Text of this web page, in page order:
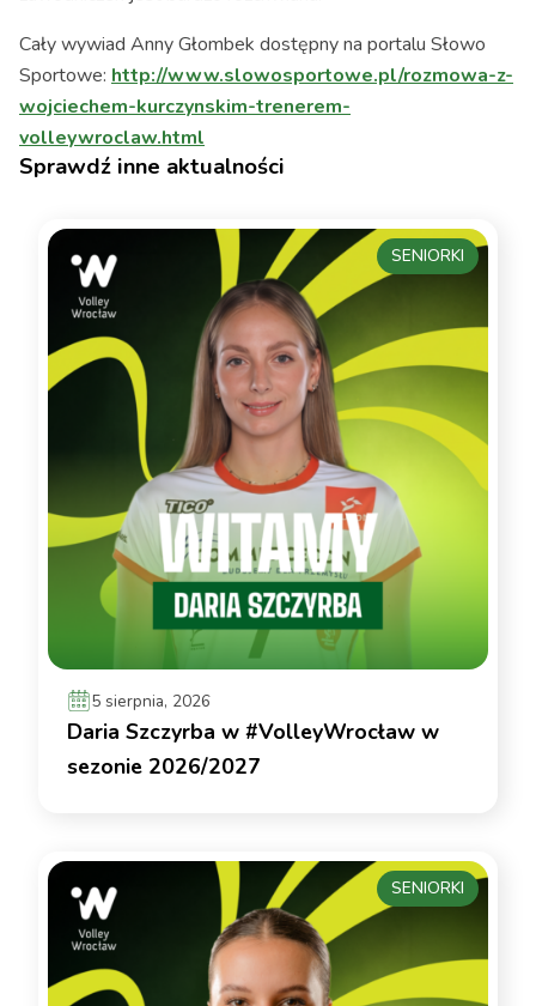
Cały wywiad Anny Głombek dostępny na portalu Słowo
Sportowe: http://www.slowosportowe.pl/rozmowa-z-
wojciechem-kurczynskim-trenerem-
volleywroclaw.html
Sprawdź inne aktualności
5 sierpnia, 2026
Daria Szczyrba w #VolleyWrocław w
sezonie 2026/2027
SENIORKI
SENIORKI